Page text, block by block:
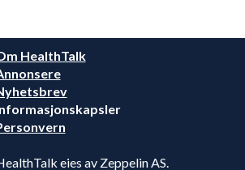
HealthTalk
eies av Zeppelin AS.